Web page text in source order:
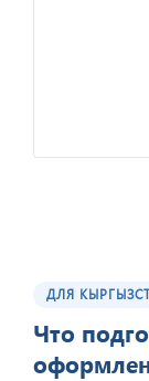
ДЛЯ
Что